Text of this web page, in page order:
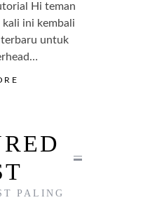
Hi teman
ini kembali
untuk
PALING